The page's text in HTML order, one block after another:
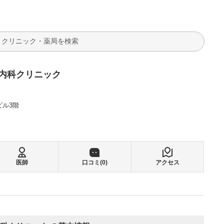
検索
科クリニック
ル3階
医師 口コミ(0) アクセス